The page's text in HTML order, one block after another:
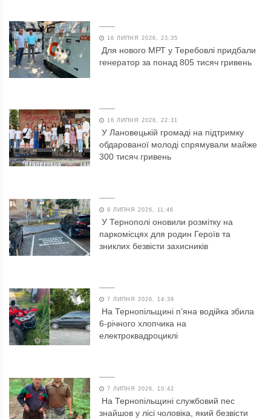
16 ЛИПНЯ 2026, 23:35
Для нового МРТ у Теребовлі придбали
генератор за понад 805 тисяч гривень
16 ЛИПНЯ 2026, 22:31
У Лановецькій громаді на підтримку
обдарованої молоді спрямували майже
300 тисяч гривень
9 ЛИПНЯ 2026, 11:46
У Тернополі оновили розмітку на
паркомісцях для родин Героїв та
зниклих безвісти захисників
7 ЛИПНЯ 2026, 14:39
На Тернопільщині п’яна водійка збила
6-річного хлопчика на
електроквадроциклі
7 ЛИПНЯ 2026, 10:42
На Тернопільщині службовий пес
знайшов у лісі чоловіка, який безвісти